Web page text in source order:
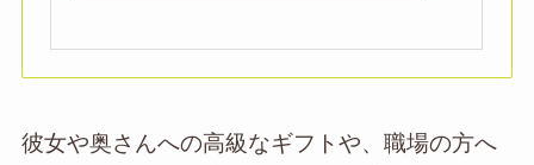
彼女や奥さんへの高級なギフトや、職場の方へ